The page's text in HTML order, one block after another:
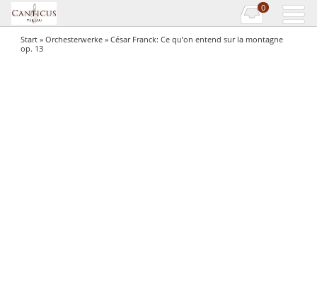
0
Start »Orchesterwerke » César Franck: Ce qu’on entend sur la montagne
op. 13